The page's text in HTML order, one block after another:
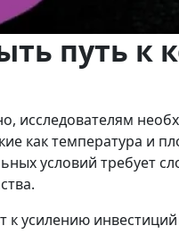
путь к
исследователям
как температура и
условий требует
усилению